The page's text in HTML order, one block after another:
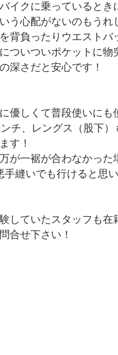
イクに乗っていると
う心配がないのもう
背負ったりウエスト
ついついポケットに
深さだと安心です！
優しくて普段使いに
チ、レングス（股下
す！
が一裾が合わなかっ
手縫いでも行けると思
していたスタッフも
合せ下さい！